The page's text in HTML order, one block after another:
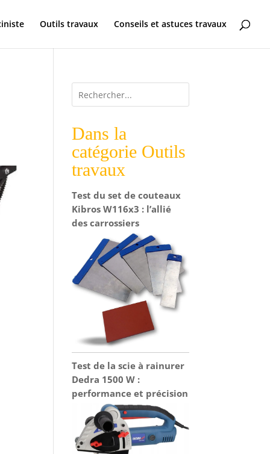
Outils travaux Conseils et astuces travaux
Dans la
catégorie Outils
travaux
Test du set de couteaux
Kibros W116x3 : l’allié
des carrossiers
Test de la scie à rainurer
Dedra 1500 W :
performance et précision